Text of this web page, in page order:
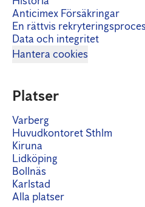
Anticimex Försäkringar
En rättvis
Data och integritet
Hantera cookies
Platser
Varberg
Huvudkontoret Sthlm
Kiruna
Lidköping
Bollnäs
Karlstad
Alla platser